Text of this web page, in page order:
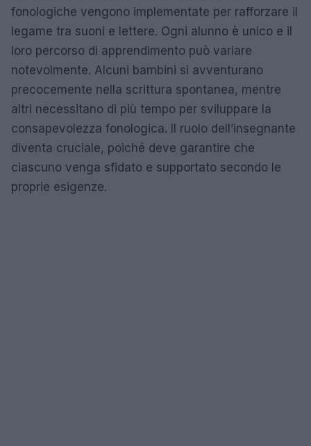
fonologiche vengono implementate per rafforzare il
legame tra suoni e lettere. Ogni alunno è unico e il
loro percorso di apprendimento può variare
notevolmente. Alcuni bambini si avventurano
precocemente nella scrittura spontanea, mentre
altri necessitano di più tempo per sviluppare la
consapevolezza fonologica. Il ruolo dell’insegnante
diventa cruciale, poiché deve garantire che
ciascuno venga sfidato e supportato secondo le
proprie esigenze.